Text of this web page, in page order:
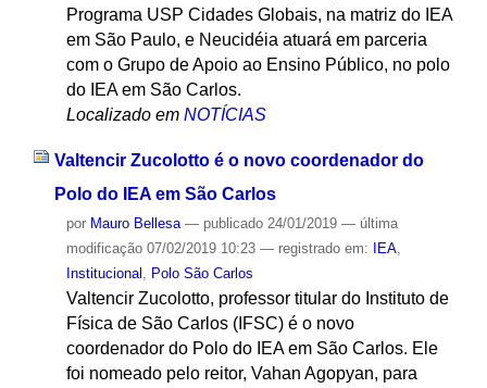
Programa USP Cidades Globais, na matriz do IEA
em São Paulo, e Neucidéia atuará em parceria
com o Grupo de Apoio ao Ensino Público, no polo
do IEA em São Carlos.
Localizado em NOTÍCIAS
Valtencir Zucolotto é o novo coordenador do
Polo do IEA em São Carlos
por Mauro Bellesa — publicado24/01/2019 — última
modificação07/02/2019 10:23 — registrado em: IEA,
Institucional , Polo São Carlos
Valtencir Zucolotto, professor titular do Instituto de
Física de São Carlos (IFSC) é o novo
coordenador do Polo do IEA em São Carlos. Ele
foi nomeado pelo reitor, Vahan Agopyan, para